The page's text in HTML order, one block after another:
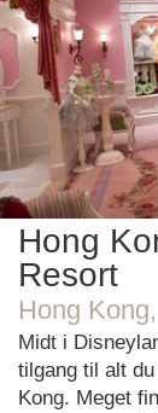
Hong
Resort
Hong
Midt i
tilgang til alt
Kong. Meget